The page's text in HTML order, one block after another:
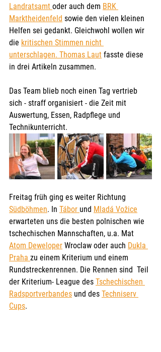
Landratsamt oder auch dem BRK
Marktheidenfeld sowie den vielen kleinen
Helfen sei gedankt. Gleichwohl wollen wir
die kritischen Stimmen nicht
unterschlagen. Thomas Laut fasste diese
in drei Artikeln zusammen.
Das Team blieb noch einen Tag vertrieb
sich - straff organisiert - die Zeit mit
Auswertung, Essen, Radpflege und
Technikunterricht.
Freitag früh ging es weiter Richtung
Südböhmen. In Tábor und Mladá Vožice
erwarteten uns die besten polnischen wie
tschechischen Mannschaften, u.a. Mat
Atom Deweloper Wroclaw oder auch Dukla
Praha zu einem Kriterium und einem
Rundstreckenrennen. Die Rennen sind  Teil
der Kriterium- League des Tschechischen
Radsportverbandes und des Techniserv
Cups.